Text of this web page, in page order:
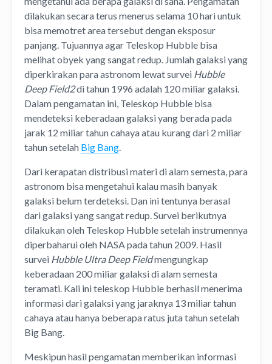
dilakukan secara terus menerus selama 10 hari untuk
bisa memotret area tersebut dengan eksposur
panjang. Tujuannya agar Teleskop Hubble bisa
melihat obyek yang sangat redup. Jumlah galaksi yang
diperkirakan para astronom lewat survei Hubble
Deep Field2di tahun 1996 adalah 120 miliar galaksi.
Dalam pengamatan ini, Teleskop Hubble bisa
mendeteksi keberadaan galaksi yang berada pada
jarak 12 miliar tahun cahaya atau kurang dari 2 miliar
tahun setelah Big Bang.
Dari kerapatan distribusi materi di alam semesta, para
astronom bisa mengetahui kalau masih banyak
galaksi belum terdeteksi. Dan ini tentunya berasal
dari galaksi yang sangat redup. Survei berikutnya
dilakukan oleh Teleskop Hubble setelah instrumennya
diperbaharui oleh NASA pada tahun 2009. Hasil
survei Hubble Ultra Deep Fieldmengungkap
keberadaan 200 miliar galaksi di alam semesta
teramati. Kali ini teleskop Hubble berhasil menerima
informasi dari galaksi yang jaraknya 13 miliar tahun
cahaya atau hanya beberapa ratus juta tahun setelah
Big Bang.
Meskipun hasil pengamatan memberikan informasi